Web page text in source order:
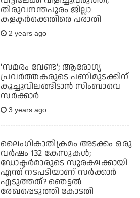
തിരുവനന്തപുരം ജില്ലാ
കളക്ടര്‍ക്കെതിരെ പരാതി
2 years ago
'സമരം വേണ്ട'; ആരോഗ്യ
പ്രവര്‍ത്തകരുടെ പണിമുടക്കിന്
കൂച്ചുവിലങ്ങിടാന്‍ സിംബാവെ
സര്‍ക്കാര്‍
3 years ago
ലൈംഗികാതിക്രമം അടക്കം ഒരു
വര്‍ഷം 132 കേസുകള്‍;
ഡോക്ടര്‍മാരുടെ സുരക്ഷക്കായി
എന്ത് നടപടിയാണ് സര്‍ക്കാര്‍
എടുത്തത്? ഞെട്ടല്‍
രേഖപ്പെടുത്തി കോടതി